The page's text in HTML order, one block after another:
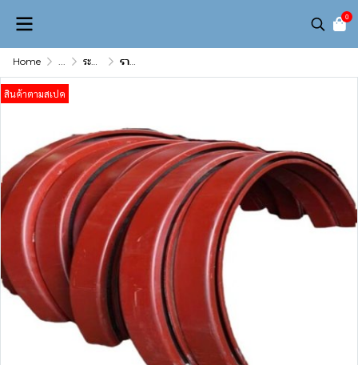
0
Home ... ระบบลำเลียงข้างบน (Overhead & Trolley conveyor) รางโค้ง 7 TON
สินค้าตามสเปค